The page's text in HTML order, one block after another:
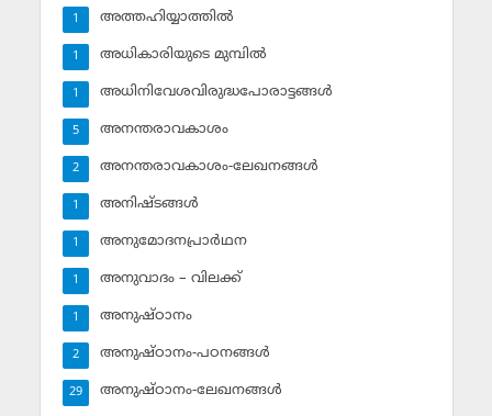
അത്തഹിയ്യാത്തില്‍
1
അധികാരിയുടെ മുമ്പില്‍
1
അധിനിവേശവിരുദ്ധപോരാട്ടങ്ങള്‍
1
അനന്തരാവകാശം
5
അനന്തരാവകാശം-ലേഖനങ്ങള്‍
2
അനിഷ്ടങ്ങള്‍
1
അനുമോദനപ്രാര്‍ഥന
1
അനുവാദം – വിലക്ക്‌
1
അനുഷ്ഠാനം
1
അനുഷ്ഠാനം-പഠനങ്ങള്‍
2
അനുഷ്ഠാനം-ലേഖനങ്ങള്‍
29